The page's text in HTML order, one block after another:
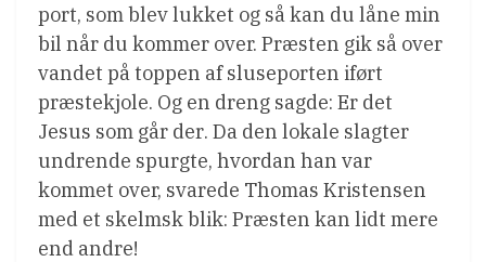
port, som blev lukket og så kan du låne min
bil når du kommer over. Præsten gik så over
vandet på toppen af sluseporten iført
præstekjole. Og en dreng sagde: Er det
Jesus som går der. Da den lokale slagter
undrende spurgte, hvordan han var
kommet over, svarede Thomas Kristensen
med et skelmsk blik: Præsten kan lidt mere
end andre!